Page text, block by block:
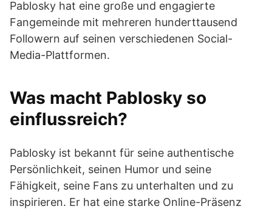
Pablosky hat eine große und engagierte
Fangemeinde mit mehreren hunderttausend
Followern auf seinen verschiedenen Social-
Media-Plattformen.
Was macht Pablosky so
einflussreich?
Pablosky ist bekannt für seine authentische
Persönlichkeit, seinen Humor und seine
Fähigkeit, seine Fans zu unterhalten und zu
inspirieren. Er hat eine starke Online-Präsenz